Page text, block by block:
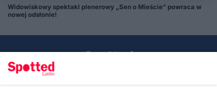
Widowiskowy spektakl plenerowy „Sen o Mieście” powraca w
nowej odsłonie!